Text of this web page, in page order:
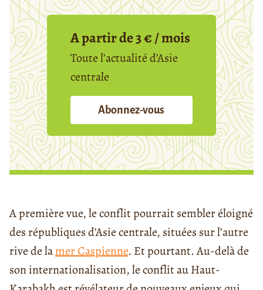
A partir de 3 € / mois
Toute l’actualité d’Asie
centrale
Abonnez-vous
A première vue, le conflit pourrait sembler éloigné
des républiques d’Asie centrale, situées sur l’autre
rive de lamer Caspienne. Et pourtant. Au-delà de
son internationalisation, le conflit au Haut-